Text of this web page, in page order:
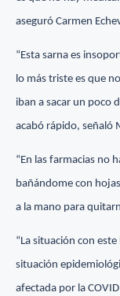
aseguró Carmen
“Esta sarna es
lo más triste es que
iban a sacar un poco
acabó rápido, señaló
“En las farmacias no
bañándome con
a la mano para
“La situación con
situación
afectada por la